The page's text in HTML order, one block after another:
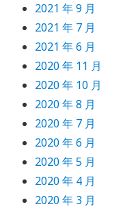
2021 年 9 月
2021 年 7 月
2021 年 6 月
2020 年 11 月
2020 年 10 月
2020 年 8 月
2020 年 7 月
2020 年 6 月
2020 年 5 月
2020 年 4 月
2020 年 3 月